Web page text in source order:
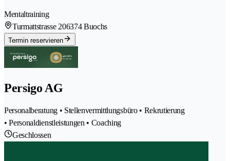
Mentaltraining
Turmattstrasse 206374 Buochs
Termin reservieren
Persigo AG
Personalberatung • Stellenvermittlungsbüro • Rekrutierung
• Personaldienstleistungen • Coaching
Geschlossen